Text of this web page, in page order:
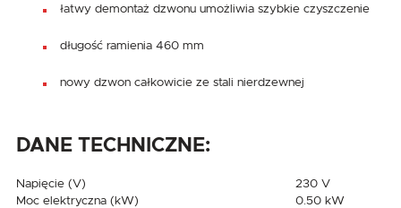
łatwy demontaż dzwonu umożliwia szybkie czyszczenie
długość ramienia 460 mm
nowy dzwon całkowicie ze stali nierdzewnej
DANE TECHNICZNE:
Napięcie (V)
230 V
Moc elektryczna (kW)
0.50 kW